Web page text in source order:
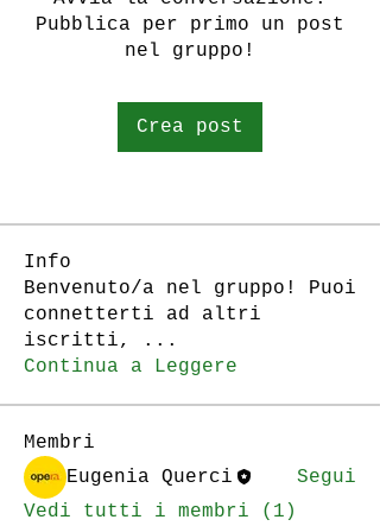
Pubblica per primo un post
nel gruppo!
Crea post
Info
Benvenuto/a nel gruppo! Puoi
connetterti ad altri
iscritti,
...
Continua a Leggere
Membri
Eugenia Querci
Segui
Vedi tutti i membri (1)